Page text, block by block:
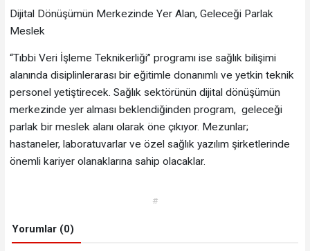
Dijital Dönüşümün Merkezinde Yer Alan, Geleceği Parlak
Meslek
“Tıbbi Veri İşleme Teknikerliği” programı ise sağlık bilişimi
alanında disiplinlerarası bir eğitimle donanımlı ve yetkin teknik
personel yetiştirecek. Sağlık sektörünün dijital dönüşümün
merkezinde yer alması beklendiğinden program, geleceği
parlak bir meslek alanı olarak öne çıkıyor. Mezunlar;
hastaneler, laboratuvarlar ve özel sağlık yazılım şirketlerinde
önemli kariyer olanaklarına sahip olacaklar.
#
Yorumlar (0)